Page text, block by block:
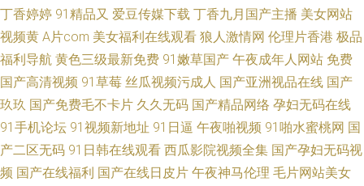
丁香婷婷 91精品又 爱豆传媒下载 丁香九月国产主播 美女网站
视频黄 A片com 美女福利在线观看 狼人激情网 伦理片香港 极品
福利导航 黄色三级最新免费 91嫩草国产 午夜成年人网站 免费
国产高清视频 91草莓 丝瓜视频污成人 国产亚洲视品在线 国产
玖玖 国产免费毛不卡片 久久无码 国产精品网络 孕妇无码在线
91手机论坛 91视频新地址 91日逼 午夜啪视频 91啪水蜜桃网 国
产二区无码 91日韩在线观看 西瓜影院视频全集 国产孕妇无码视
频 国产在线福利 国产在线日皮片 午夜神马伦理 毛片网站美女